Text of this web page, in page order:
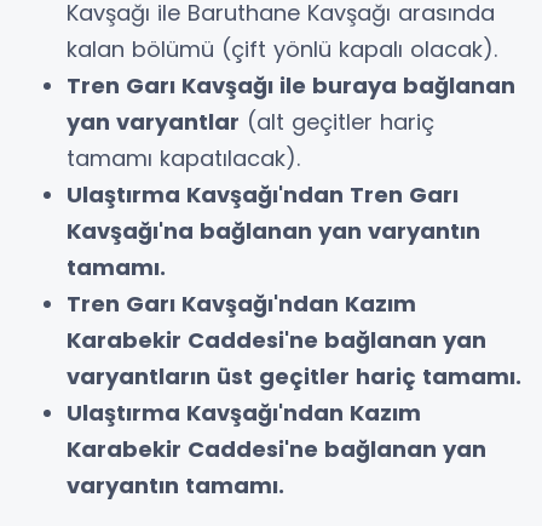
Kavşağı ile Baruthane Kavşağı arasında
kalan bölümü (çift yönlü kapalı olacak).
Tren Garı Kavşağı ile buraya bağlanan
yan varyantlar (alt geçitler hariç
tamamı kapatılacak).
Ulaştırma Kavşağı'ndan Tren Garı
Kavşağı'na bağlanan yan varyantın
tamamı.
Tren Garı Kavşağı'ndan Kazım
Karabekir Caddesi'ne bağlanan yan
varyantların üst geçitler hariç tamamı.
Ulaştırma Kavşağı'ndan Kazım
Karabekir Caddesi'ne bağlanan yan
varyantın tamamı.